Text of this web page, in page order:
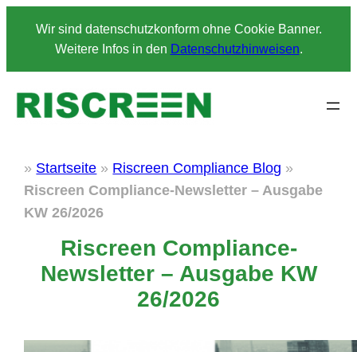
Wir sind datenschutzkonform ohne Cookie Banner.
Weitere Infos in den Datenschutzhinweisen.
» Startseite » Riscreen Compliance Blog »
Riscreen Compliance-Newsletter – Ausgabe
KW 26/2026
Riscreen Compliance-
Newsletter – Ausgabe KW
26/2026